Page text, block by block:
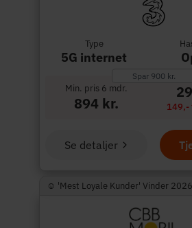
Type
5G internet
Spar 900 kr.
Min. pris 6 mdr.
894 kr.
149,-
Se detaljer
☺︎ 'Mest Loyale Kunder' Vinder 2026